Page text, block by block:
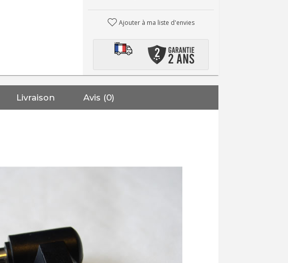
Ajouter à ma liste d'envies
Livraison Avis (0)